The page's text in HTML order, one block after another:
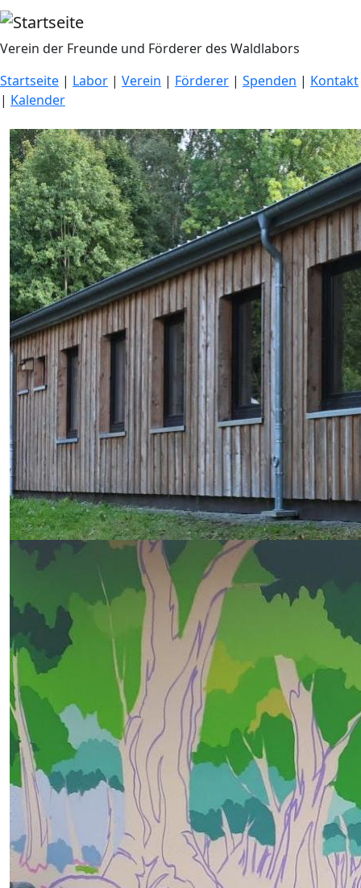
Direkt zum Inhalt
Verein der Freunde und Förderer des Waldlabors
Startseite | Labor | Verein | Förderer | Spenden | Kontakt
| Kalender